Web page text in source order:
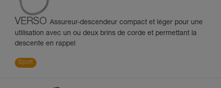
VERSO Assureur-descendeur compact et léger pour une
utilisation avec un ou deux brins de corde et permettant la
descente en rappel
Sport